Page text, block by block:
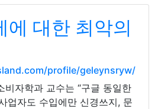
에 대한 최악의
profile/geleynsryw/
자학과 교수는 “구글 동일한
업자도 수입에만 신경쓰지, 문